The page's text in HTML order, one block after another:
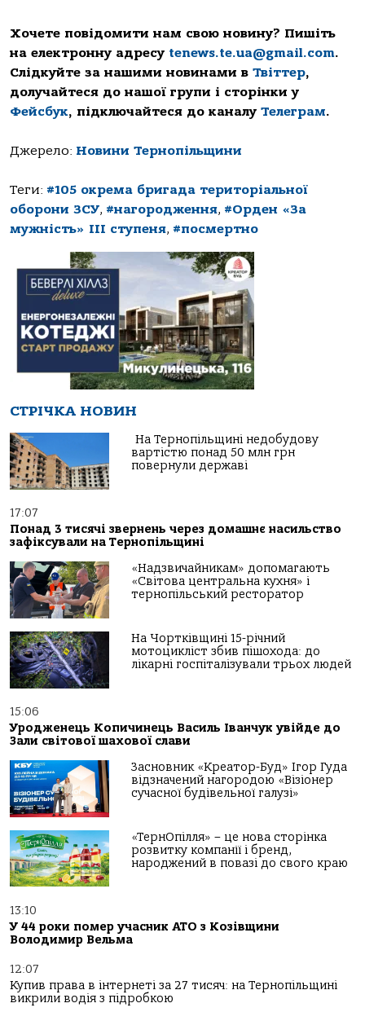
Хочете повідомити нам свою новину? Пишіть
на електронну адресу tenews.te.ua@gmail.com.
Слідкуйте за нашими новинами в Твіттер,
долучайтеся до нашої групи і сторінки у
Фейсбук, підключайтеся до каналу Телеграм.
Джерело: Новини Тернопільщини
Теги: #105 окрема бригада територіальної
оборони ЗСУ, #нагородження, #Орден «За
мужність» III ступеня, #посмертно
СТРІЧКА НОВИН
На Тернопільщині недобудову
вартістю понад 50 млн грн
повернули державі
17:07
Понад 3 тисячі звернень через домашнє насильство
зафіксували на Тернопільщині
«Надзвичайникам» допомагають
«Світова центральна кухня» і
тернопільський ресторатор
На Чортківщині 15-річний
мотоцикліст збив пішохода: до
лікарні госпіталізували трьох людей
15:06
Уродженець Копичинець Василь Іванчук увійде до
Зали світової шахової слави
Засновник «Креатор-Буд» Ігор Гуда
відзначений нагородою «Візіонер
сучасної будівельної галузі»
«ТернОпілля» – це нова сторінка
розвитку компанії і бренд,
народжений в повазі до свого краю
13:10
У 44 роки помер учасник АТО з Козівщини
Володимир Вельма
12:07
Купив права в інтернеті за 27 тисяч: на Тернопільщині
викрили водія з підробкою